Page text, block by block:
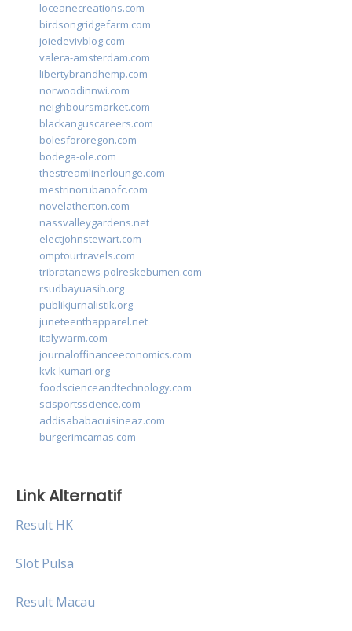
loceanecreations.com
birdsongridgefarm.com
joiedevivblog.com
valera-amsterdam.com
libertybrandhemp.com
norwoodinnwi.com
neighboursmarket.com
blackanguscareers.com
bolesfororegon.com
bodega-ole.com
thestreamlinerlounge.com
mestrinorubanofc.com
novelatherton.com
nassvalleygardens.net
electjohnstewart.com
omptourtravels.com
tribratanews-polreskebumen.com
rsudbayuasih.org
publikjurnalistik.org
juneteenthapparel.net
italywarm.com
journaloffinanceeconomics.com
kvk-kumari.org
foodscienceandtechnology.com
scisportsscience.com
addisababacuisineaz.com
burgerimcamas.com
Link Alternatif
Result HK
Slot Pulsa
Result Macau